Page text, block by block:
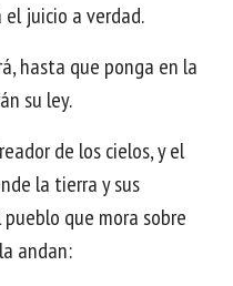
juicio a verdad.
hasta que ponga en la
su ley.
de los cielos, y el
la tierra y sus
que mora sobre
andan: